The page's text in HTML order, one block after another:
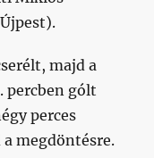
majd a
percben gólt
perces
megdöntésre.